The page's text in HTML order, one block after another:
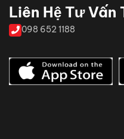
Liên Hệ Tư Vấn
098 652 1188